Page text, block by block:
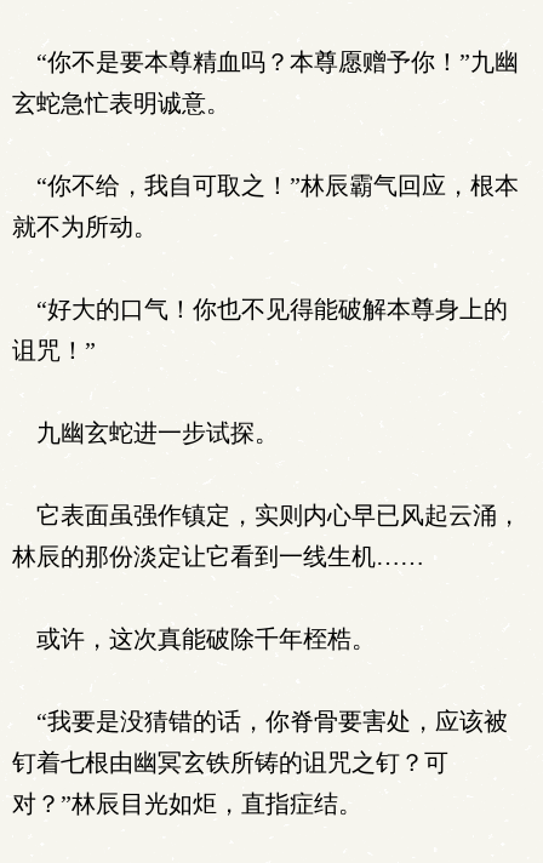
“你不是要本尊精血吗？本尊愿赠予你！”九幽
玄蛇急忙表明诚意。
“你不给，我自可取之！”林辰霸气回应，根本
就不为所动。
“好大的口气！你也不见得能破解本尊身上的
诅咒！”
九幽玄蛇进一步试探。
它表面虽强作镇定，实则内心早已风起云涌，
林辰的那份淡定让它看到一线生机……
或许，这次真能破除千年桎梏。
“我要是没猜错的话，你脊骨要害处，应该被
钉着七根由幽冥玄铁所铸的诅咒之钉？可
对？”林辰目光如炬，直指症结。